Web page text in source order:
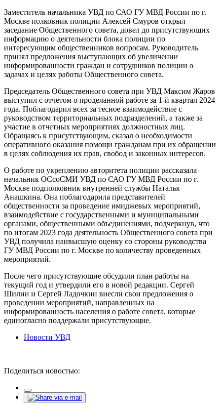
Заместитель начальника УВД по САО ГУ МВД России по г.
Москве полковник полиции Алексей Смуров открыл
заседание Общественного совета, довел до присутствующих
информацию о деятельности блока полиции по
интересующим общественников вопросам. Руководитель
принял предложения выступающих об увеличении
информированности граждан и сотрудников полиции о
задачах и целях работы Общественного совета.
Председатель Общественного совета при УВД Максим Жаров
выступил с отчетом о проделанной работе за 1-й квартал 2024
года. Поблагодарил всех за тесное взаимодействие с
руководством территориальных подразделений, а также за
участие в отчетных мероприятиях должностных лиц.
Обращаясь к присутствующим, сказал о необходимости
оперативного оказания помощи гражданам при их обращении
в целях соблюдения их прав, свобод и законных интересов.
О работе по укреплению авторитета полиции рассказала
начальник ОСсоСМИ УВД по САО ГУ МВД России по г.
Москве подполковник внутренней службы Наталья
Анашкина. Она поблагодарила представителей
общественности за проведение имиджевых мероприятий,
взаимодействие с государственными и муниципальными
органами, общественными объединениями, подчеркнув, что
по итогам 2023 года деятельность Общественного совета при
УВД получила наивысшую оценку со стороны руководства
ГУ МВД России по г. Москве по количеству проведенных
мероприятий.
После чего присутствующие обсудили план работы на
текущий год и утвердили его в новой редакции. Сергей
Шилин и Сергей Ладочкин внесли свои предложения о
проведении мероприятий, направленных на
информированность населения о работе совета, которые
единогласно поддержали присутствующие.
Новости УВД
Поделиться новостью: